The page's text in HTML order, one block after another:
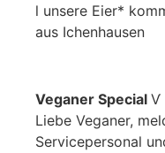
l unsere Eier*
aus Ichenhausen
Veganer Special Ѵ
Liebe Veganer,
Servicepersonal